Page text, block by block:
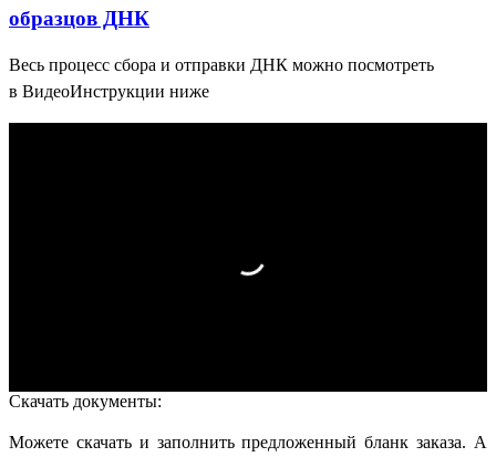
образцов ДНК
Весь процесс сбора и отправки ДНК можно посмотреть
в ВидеоИнструкции ниже
Скачать документы:
Можете скачать и заполнить предложенный бланк заказа. А